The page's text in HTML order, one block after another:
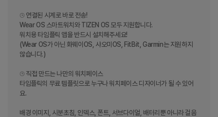
⌚︎ 연결된 시계로 바로 전송!
Wear OS 스마트워치와 TIZEN OS 모두 지원합니다.
워치용 타임플릭 앱을 반드시 설치해주세요!
(Wear OS가 아닌 화웨이OS, 샤오미OS, FitBit, Garmin는 지원하지
않습니다.)
⌚︎ 직접 만드는 나만의 워치페이스
타임플릭의 무료 템플릿으로 누구나 워치페이스 디자이너가 될 수 있어
요.
배경 이미지, 시분초침, 인덱스, 폰트, 서브다이얼, 배터리뿐 아니라 걸음